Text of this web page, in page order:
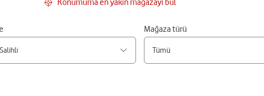
Konumuma en yakın mağazayı bul
Mağaza türü